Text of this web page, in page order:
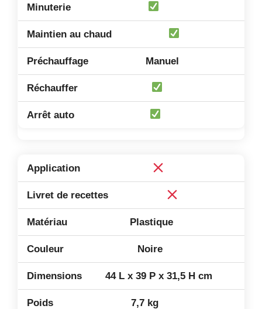
Manuel
Plastique
Noire
44 L x 39 P x 31,5 H cm
7,7 kg